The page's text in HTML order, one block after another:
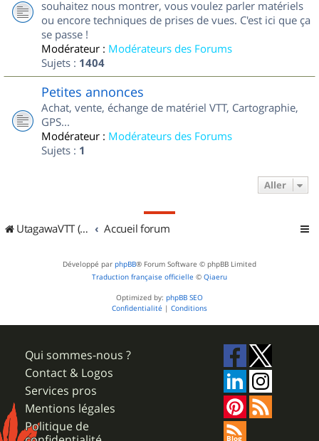
souhaitez nous montrer, vous voulez parler matériels
ou encore techniques de prises de vues. C'est ici que ça
se passe !
Modérateur : Modérateurs des Forums
Sujets : 1404
Petites annonces
Achat, vente, échange de matériel VTT, Cartographie,
GPS...
Modérateur : Modérateurs des Forums
Sujets : 1
Aller
UtagawaVTT (Randos VTT et VTTAE avec traces GPS) Accueil forum
Développé par phpBB® Forum Software © phpBB Limited
Traduction française officielle © Qiaeru
Optimized by: phpBB SEO
Confidentialité | Conditions
Qui sommes-nous ?
Contact & Logos
Services pros
Mentions légales
Politique de